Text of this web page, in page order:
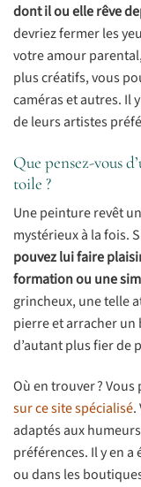
dont il ou elle rêve
devriez fermer les
votre amour
plus créatifs, vous
caméras et autres. Il
de leurs artistes
Que pensez-vous
toile ?
Une peinture revêt
mystérieux à la fois.
pouvez lui faire
formation ou une
grincheux, une telle
pierre et arracher un
d’autant plus fier de
Où en trouver ?
sur ce site spécialisé.
adaptés aux
préférences. Il y en a
ou dans les